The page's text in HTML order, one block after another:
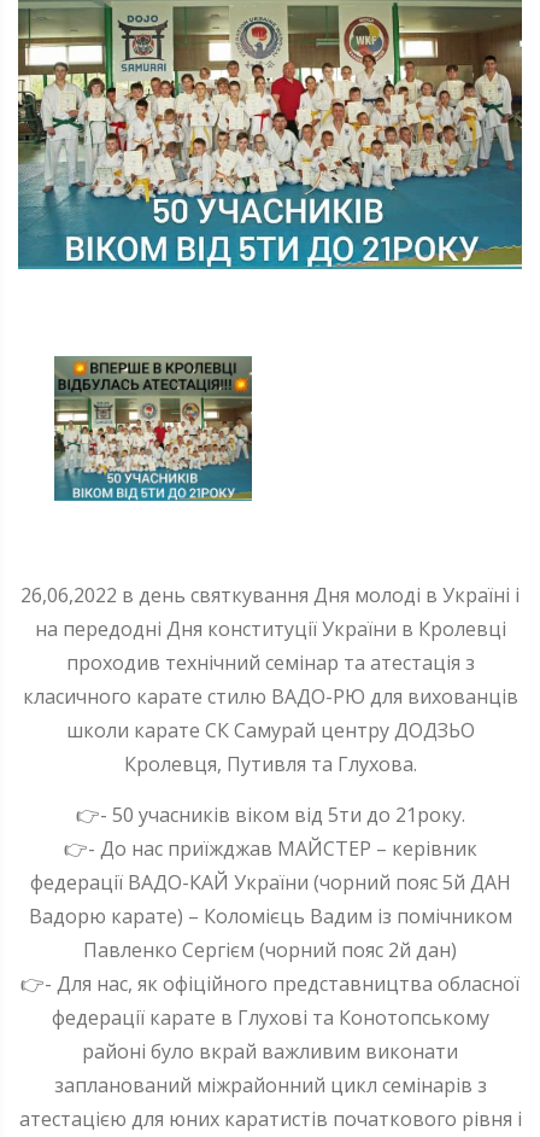
26,06,2022 в день святкування Дня молоді в Україні і
на передодні Дня конституції України в Кролевці
проходив технічний семінар та атестація з
класичного карате стилю ВАДО-РЮ для вихованців
школи карате СК Самурай центру ДОДЗЬО
Кролевця, Путивля та Глухова.
👉- 50 учасників віком від 5ти до 21року.
👉- До нас приїжджав МАЙСТЕР – керівник
федерації ВАДО-КАЙ України (чорний пояс 5й ДАН
Вадорю карате) – Коломієць Вадим із помічником
Павленко Сергієм (чорний пояс 2й дан)
👉- Для нас, як офіційного представництва обласної
федерації карате в Глухові та Конотопському
районі було вкрай важливим виконати
запланований міжрайонний цикл семінарів з
атестацією для юних каратистів початкового рівня і